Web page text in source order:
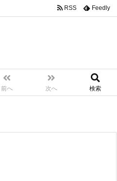
前へ 次へ 検索
RSS Feedly